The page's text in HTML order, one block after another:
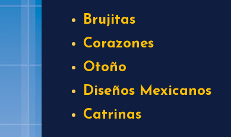
Brujitas
Corazones
Otoño
Diseños Mexicanos
Catrinas